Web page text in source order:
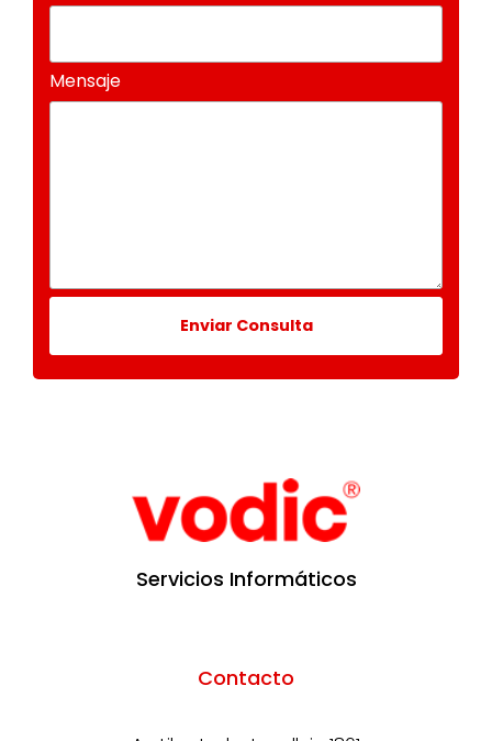
Mensaje
Enviar Consulta
Servicios Informáticos
Contacto